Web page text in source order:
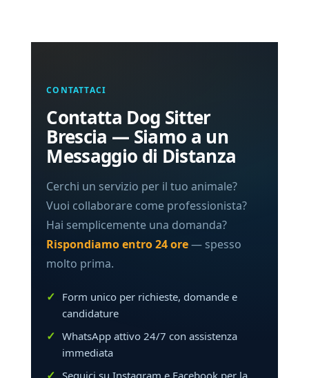
CONTATTACI
Contatta Dog Sitter
Brescia — Siamo a un
Messaggio di Distanza
Cerchi un servizio per il tuo animale?
Vuoi collaborare come professionista?
Hai semplicemente una domanda?
Rispondiamo entro 24 ore— spesso
molto prima.
Form unico per richieste, domande e
candidature
WhatsApp attivo 24/7 con assistenza
immediata
Seguici su Instagram e Facebook per la